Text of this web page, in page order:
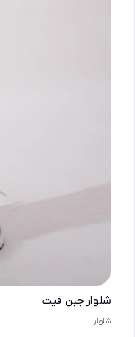
شلوار جین فیت
شلوار